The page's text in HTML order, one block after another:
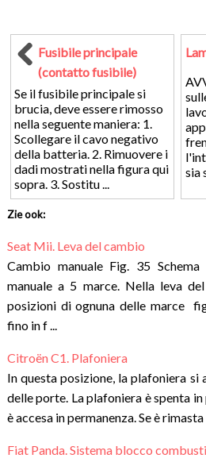
Fusibile principale
(contatto fusibile)
Se il fusibile principale si
brucia, deve essere rimosso
nella seguente maniera: 1.
Scollegare il cavo negativo
della batteria. 2. Rimuovere i
dadi mostrati nella figura qui
sopra. 3. Sostitu ...
sia
Zie ook:
Seat Mii. Leva del cambio
Cambio manuale Fig. 35
manuale a 5 marce. Nella leva
posizioni di ognuna delle marce
fino in f ...
Citroën C1. Plafoniera
In questa posizione, la plafoniera si
delle porte. La plafoniera è spenta
è accesa in permanenza. Se è
Fiat Panda. Sistema blocco